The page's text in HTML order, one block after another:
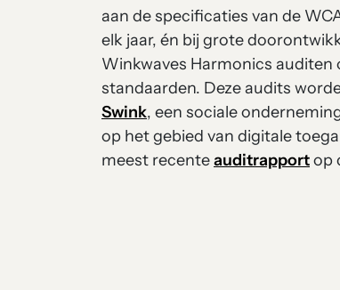
aan de specificaties van de
elk jaar, én bij grote
Winkwaves Harmonics auditen
standaarden. Deze audits
Swink, een sociale
op het gebied van digitale
meest recenteauditrapportop